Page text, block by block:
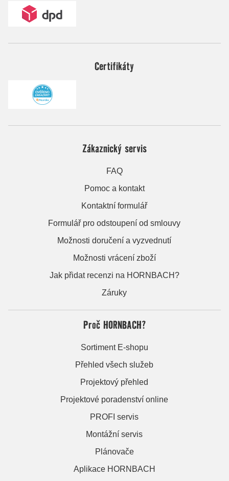
Certifikáty
Zákaznický servis
FAQ
Pomoc a kontakt
Kontaktní formulář
Formulář pro odstoupení od smlouvy
Možnosti doručení a vyzvednutí
Možnosti vrácení zboží
Jak přidat recenzi na HORNBACH?
Záruky
Proč HORNBACH?
Sortiment E-shopu
Přehled všech služeb
Projektový přehled
Projektové poradenství online
PROFI servis
Montážní servis
Plánovače
Aplikace HORNBACH